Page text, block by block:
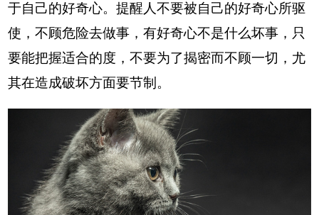
于自己的好奇心。提醒人不要被自己的好奇心所驱
使，不顾危险去做事，有好奇心不是什么坏事，只
要能把握适合的度，不要为了揭密而不顾一切，尤
其在造成破坏方面要节制。